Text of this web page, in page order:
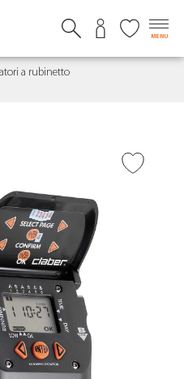
MENU
a rubinetto